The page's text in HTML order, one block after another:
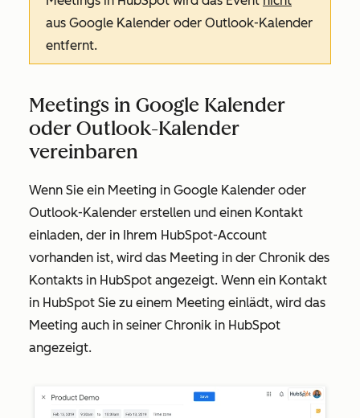
aus Google Kalender oder Outlook-Kalender
entfernt.
Meetings in Google Kalender
oder Outlook-Kalender
vereinbaren
Wenn Sie ein Meeting in Google Kalender oder
Outlook-Kalender erstellen und einen Kontakt
einladen, der in Ihrem HubSpot-Account
vorhanden ist, wird das Meeting in der Chronik des
Kontakts in HubSpot angezeigt. Wenn ein Kontakt
in HubSpot Sie zu einem Meeting einlädt, wird das
Meeting auch in seiner Chronik in HubSpot
angezeigt.